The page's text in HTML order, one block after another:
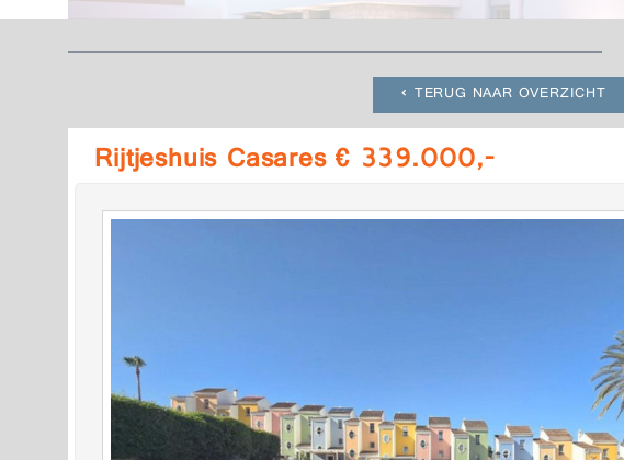
TERUG NAAR OVERZICHT
Rijtjeshuis Casares € 339.000,-